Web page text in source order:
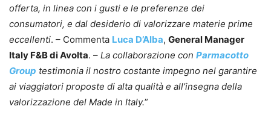
offerta, in linea con i gusti e le preferenze dei
consumatori, e dal desiderio di valorizzare materie prime
eccellenti. – Commenta Luca D’Alba, General Manager
Italy F&B di Avolta. – La collaborazione con Parmacotto
Group testimonia il nostro costante impegno nel garantire
ai viaggiatori proposte di alta qualità e all’insegna della
valorizzazione del Made in Italy.”